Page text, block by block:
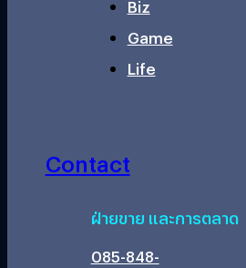
Biz
Game
Life
Contact
ฝ่ายขาย และการตลาด
085-848-